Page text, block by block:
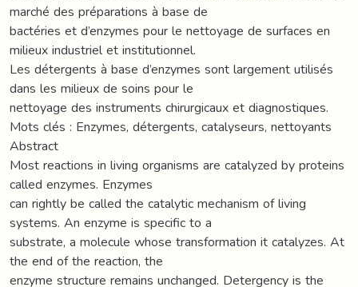
marché des préparations à base de
bactéries et d’enzymes pour le nettoyage de surfaces en
milieux industriel et institutionnel.
Les détergents à base d’enzymes sont largement utilisés
dans les milieux de soins pour le
nettoyage des instruments chirurgicaux et diagnostiques.
Mots clés : Enzymes, détergents, catalyseurs, nettoyants
Abstract
Most reactions in living organisms are catalyzed by proteins
called enzymes. Enzymes
can rightly be called the catalytic mechanism of living
systems. An enzyme is specific to a
substrate, a molecule whose transformation it catalyzes. At
the end of the reaction, the
enzyme structure remains unchanged. Detergency is the